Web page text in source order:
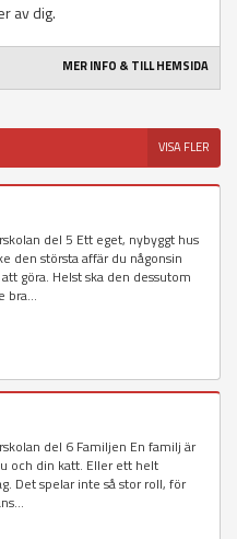
av dig.
MER INFO & TILL HEMSIDA
VISA FLER
del 5 Ett eget, nybyggt hus
den största affär du någonsin
göra. Helst ska den dessutom
bra...
del 6 Familjen En familj är
och din katt. Eller ett helt
Det spelar inte så stor roll, för